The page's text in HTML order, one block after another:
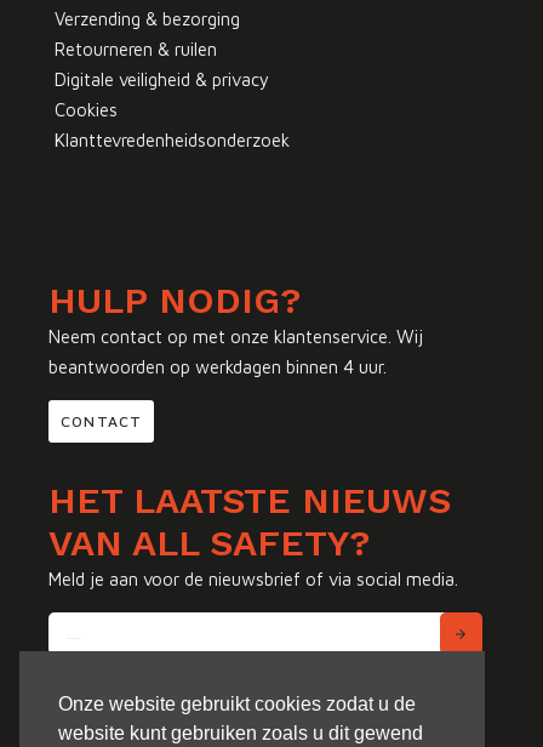
Onze website gebruikt cookies zodat u de
website kunt gebruiken zoals u dit gewend
Verzending & bezorging
Retourneren & ruilen
Digitale veiligheid & privacy
Cookies
Klanttevredenheidsonderzoek
HULP NODIG?
Neem contact op met onze klantenservice. Wij
beantwoorden op werkdagen binnen 4 uur.
CONTACT
HET LAATSTE NIEUWS
VAN ALL SAFETY?
Meld je aan voor de nieuwsbrief of via social media.